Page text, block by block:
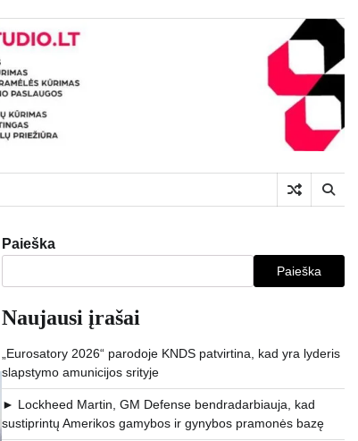
Paieška
Paieška
Naujausi įrašai
„Eurosatory 2026“ parodoje KNDS patvirtina, kad yra lyderis
slapstymo amunicijos srityje
► Lockheed Martin, GM Defense bendradarbiauja, kad
sustiprintų Amerikos gamybos ir gynybos pramonės bazę